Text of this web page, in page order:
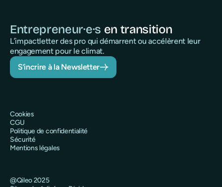
Entrepreneur·e·s en transition
L’impactletter des pro qui démarrent ou accélèrent leur
engagement pour le climat.
S’incrire à la Newsletter
@Qileo 2025
Cookies
CGU
Politique de confidentialité
Sécurité
Mentions légales